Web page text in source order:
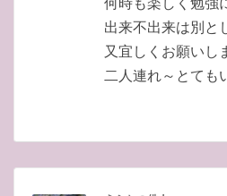
出来不出来は別と
又宜しくお願いし
二人連れ～とても